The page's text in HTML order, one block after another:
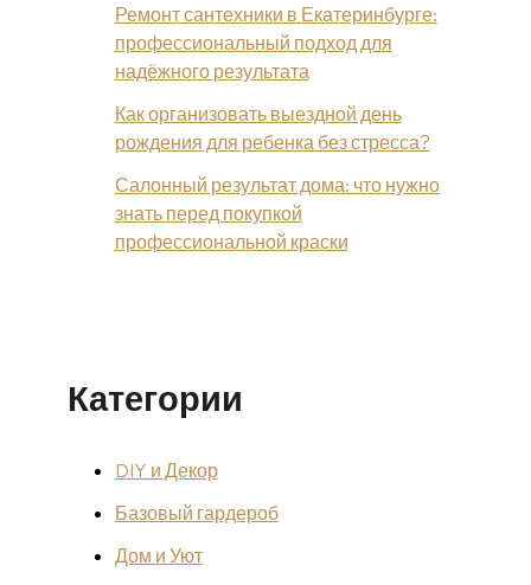
Ремонт сантехники в Екатеринбурге:
профессиональный подход для
надёжного результата
Как организовать выездной день
рождения для ребенка без стресса?
Салонный результат дома: что нужно
знать перед покупкой
профессиональной краски
Категории
DIY и Декор
Базовый гардероб
Дом и Уют